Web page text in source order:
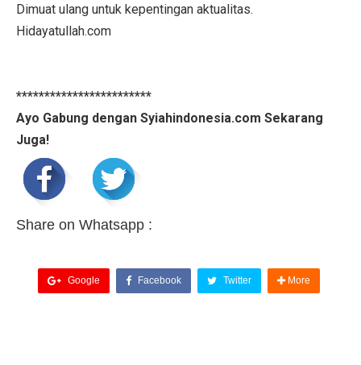
Dimuat ulang untuk kepentingan aktualitas.
Hidayatullah.com
************************
Ayo Gabung dengan Syiahindonesia.com Sekarang
Juga!
Share on Whatsapp :
Google Facebook Twitter More